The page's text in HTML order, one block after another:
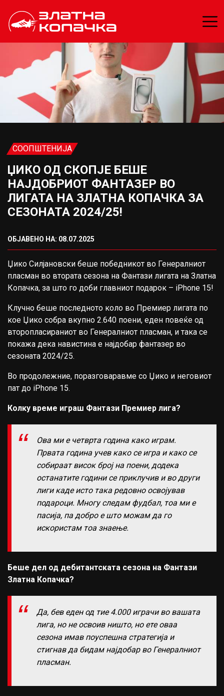
СООПШТЕНИЈА
ЏИКО ОД СКОПЈЕ БЕШЕ
НАЈДОБРИОТ ФАНТАЗЕР ВО
ЛИГАТА НА ЗЛАТНА КОПАЧКА ЗА
СЕЗОНАТА 2024/25!
ОБЈАВЕНО НА: 08.07.2025
Џико Силјановски беше победникот во Генералниот
пласман во втората сезона на Фантази лигата на Златна
Копачка, за што го доби главниот подарок – iPhone 15!
Клучно беше последното коло во Премиер лигата по
кое Џико собра вкупно 2.640 поени, еден повеќе од
второпласираниот во Генералниот пласман, и така се
покажа дека навистина е најдобар фантазер во
сезоната 2024/25.
Во продолежние, поразговаравме со Џико и неговиот
пат до iPhone 15.
Колку време играш Фантази Премиер лига?
Ова ми е четврта година како играм.
Првата година учев како се игра и како се
собираат висок број на поени, додека
останатите години се приклучив и во други
лиги каде исто така редовно освојував
подароци. Многу следам фудбал, тоа ми е
пасија, па добро е што можам да го
искористам тоа знаење.
Беше дел од дебитантската сезона на Фантази
Златна Копачка?
Да, бев еден од тие 4.000 играчи во вашата
лига, но не освоив ништо, но ете оваа
сезона имав поуспешна стратегија и
стигнав да бидам најдобар во Генералниот
пласман.